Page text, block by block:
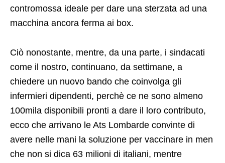
contromossa ideale per dare una sterzata ad una
macchina ancora ferma ai box.
Ciò nonostante, mentre, da una parte, i sindacati
come il nostro, continuano, da settimane, a
chiedere un nuovo bando che coinvolga gli
infermieri dipendenti, perchè ce ne sono almeno
100mila disponibili pronti a dare il loro contributo,
ecco che arrivano le Ats Lombarde convinte di
avere nelle mani la soluzione per vaccinare in men
che non si dica 63 milioni di italiani, mentre